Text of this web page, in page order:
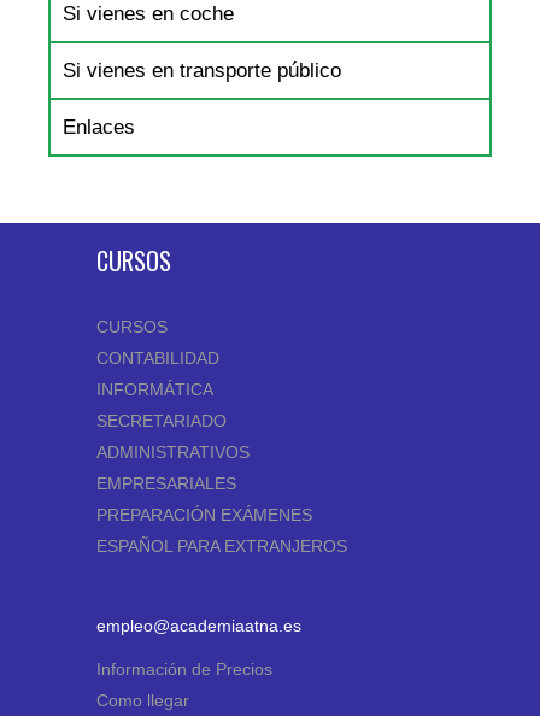
Si vienes en coche
Si vienes en transporte público
Enlaces
CURSOS
CURSOS
CONTABILIDAD
INFORMÁTICA
SECRETARIADO
ADMINISTRATIVOS
EMPRESARIALES
PREPARACIÓN EXÁMENES
ESPAÑOL PARA EXTRANJEROS
empleo@academiaatna.es
Información de Precios
Como llegar